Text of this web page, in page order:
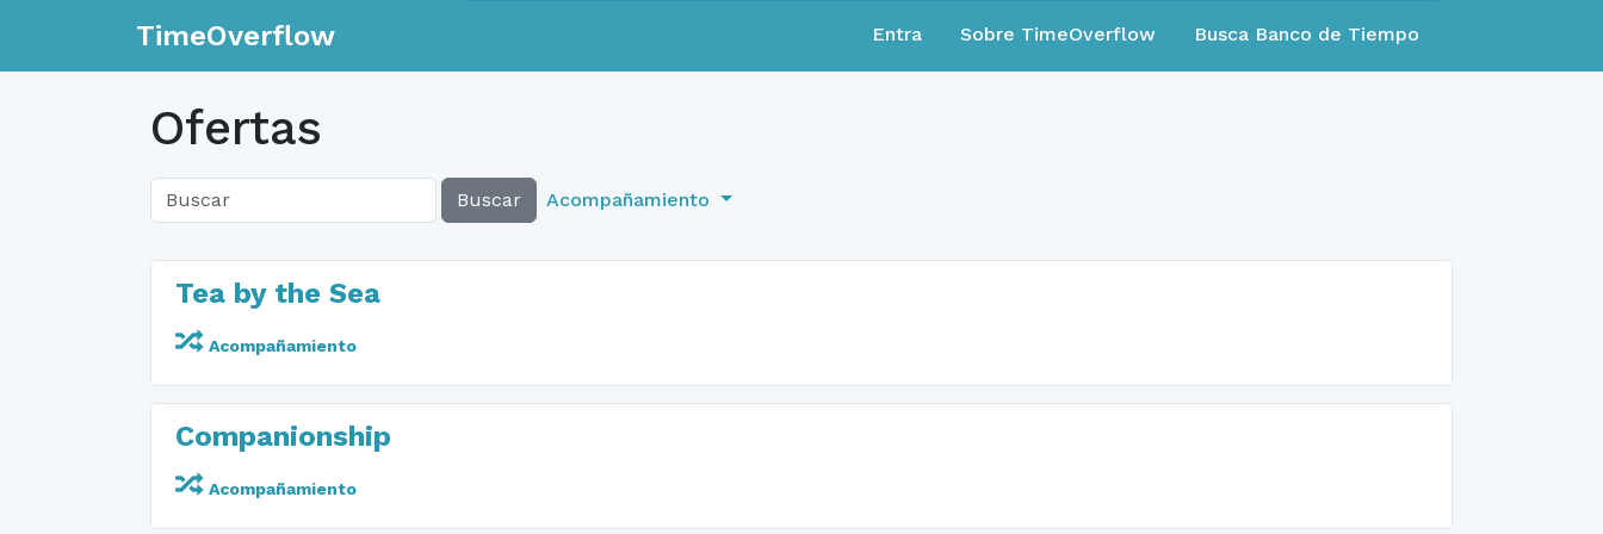
TimeOverflow Entra Sobre TimeOverflow Busca Banco de Tiempo
Ofertas
Buscar Acompañamiento
Tea by the Sea
Acompañamiento
Companionship
Acompañamiento